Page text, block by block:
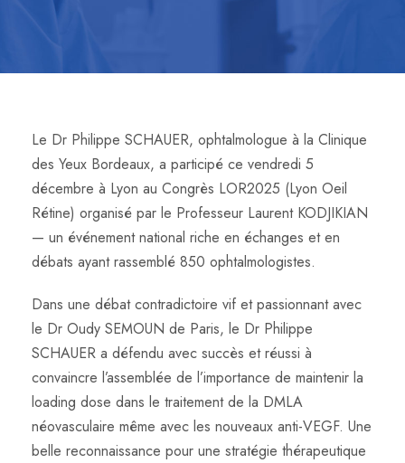
Le Dr Philippe SCHAUER, ophtalmologue à la Clinique
des Yeux Bordeaux, a participé ce vendredi 5
décembre à Lyon au Congrès LOR2025 (Lyon Oeil
Rétine) organisé par le Professeur Laurent KODJIKIAN
— un événement national riche en échanges et en
débats ayant rassemblé 850 ophtalmologistes.
Dans une débat contradictoire vif et passionnant avec
le Dr Oudy SEMOUN de Paris, le Dr Philippe
SCHAUER a défendu avec succès et réussi à
convaincre l’assemblée de l’importance de maintenir la
loading dose dans le traitement de la DMLA
néovasculaire même avec les nouveaux anti-VEGF. Une
belle reconnaissance pour une stratégie thérapeutique